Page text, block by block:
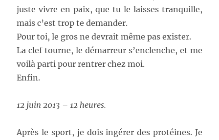
juste vivre en paix, que tu le laisses tranquille,
mais c’est trop te demander.
Pour toi, le gros ne devrait même pas exister.
La clef tourne, le démarreur s’enclenche, et me
voilà parti pour rentrer chez moi.
Enfin.
12 juin 2013 – 12 heures.
Après le sport, je dois ingérer des protéines. Je